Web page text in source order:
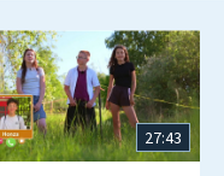
27:43